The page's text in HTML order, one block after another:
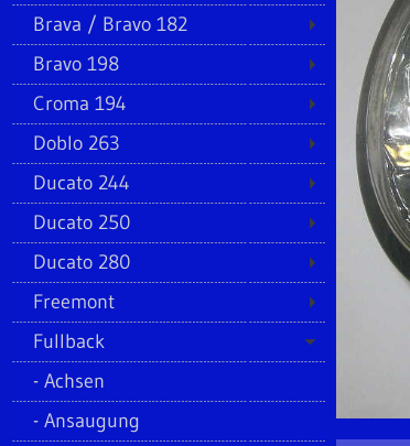
Brava / Bravo 182
Bravo 198
Croma 194
Doblo 263
Ducato 244
Ducato 250
Ducato 280
Freemont
Fullback
Achsen
Ansaugung